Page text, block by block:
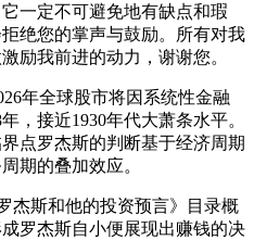
一定不可避免地有缺点和瑕
绝您的掌声与鼓励。所有对我
励我前进的动力，谢谢您。
年全球股市将因系统性金融
，接近1930年代大萧条水平。
点罗杰斯的判断基于经济周期
期的叠加效应。
杰斯和他的投资预言》目录概
罗杰斯自小便展现出赚钱的决